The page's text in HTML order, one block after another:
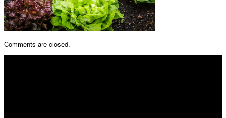
Comments are closed.